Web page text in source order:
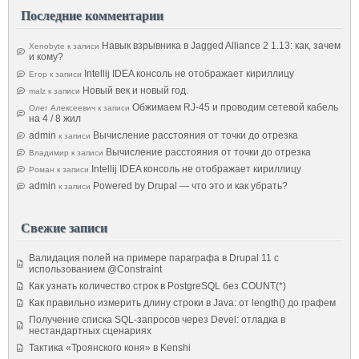
Последние комментарии
Xenobyte к записи Навык взрывника в Jagged Alliance 2 1.13: как, зачем
и кому?
Егор к записи Intellij IDEA консоль не отображает кириллицу
malz к записи Новый век и новый год.
Олег Алексеевич к записи Обжимаем RJ-45 и проводим сетевой кабель
на 4 / 8 жил
admin к записи Вычисление расстояния от точки до отрезка
Владимир к записи Вычисление расстояния от точки до отрезка
Роман к записи
Intellij IDEA консоль не отображает кириллицу
admin к записи Powered by Drupal — что это и как убрать?
Свежие записи
Валидация полей на примере параграфа в Drupal 11 с
использованием @Constraint
Как узнать количество строк в PostgreSQL без COUNT(*)
Как правильно измерить длину строки в Java: от length() до графем
Получение списка SQL-запросов через Devel: отладка в
нестандартных сценариях
Тактика «Троянского коня» в Kenshi